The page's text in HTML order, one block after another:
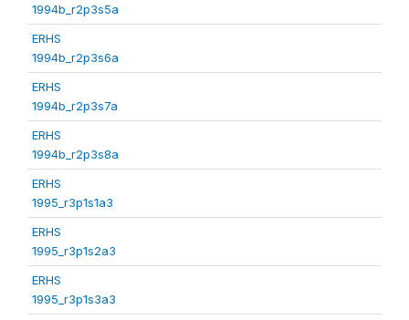
1994b_r2p3s5a
ERHS
1994b_r2p3s6a
ERHS
1994b_r2p3s7a
ERHS
1994b_r2p3s8a
ERHS
1995_r3p1s1a3
ERHS
1995_r3p1s2a3
ERHS
1995_r3p1s3a3